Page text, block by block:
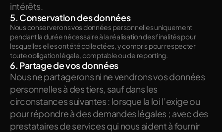
intérêts.
5. Conservation des données
Nous conserverons vos données personnelles uniquement
pendant la durée nécessaire à la réalisation des finalités pour
lesquelles elles ont été collectées, y compris pour respecter
toute obligation légale, comptable ou de reporting.
6. Partage de vos données
Nous ne partagerons ni ne vendrons vos données
personnelles à des tiers, sauf dans les
circonstances suivantes : lorsque la loi l’exige ou
pour répondre à des demandes légales ; avec des
prestataires de services qui nous aident à fournir